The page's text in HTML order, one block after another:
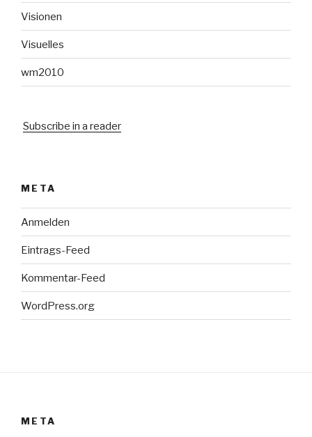
Visionen
Visuelles
wm2010
Subscribe in a reader
META
Anmelden
Eintrags-Feed
Kommentar-Feed
WordPress.org
META